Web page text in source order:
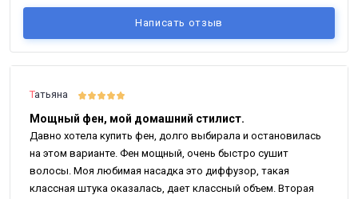
Написать отзыв
Татьяна
Мощный фен, мой домашний стилист.
Давно хотела купить фен, долго выбирала и остановилась
на этом варианте. Фен мощный, очень быстро сушит
волосы. Моя любимая насадка это диффузор, такая
классная штука оказалась, дает классный объем. Вторая